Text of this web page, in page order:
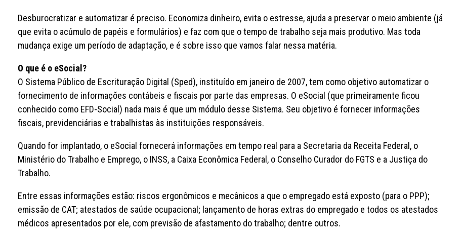
Desburocratizar e automatizar é preciso. Economiza dinheiro, evita o estresse, ajuda a preservar o meio ambiente (já
que evita o acúmulo de papéis e formulários) e faz com que o tempo de trabalho seja mais produtivo. Mas toda
mudança exige um período de adaptação, e é sobre isso que vamos falar nessa matéria.
O que é o eSocial?
O Sistema Público de Escrituração Digital (Sped), instituído em janeiro de 2007, tem como objetivo automatizar o
fornecimento de informações contábeis e fiscais por parte das empresas. O eSocial (que primeiramente ficou
conhecido como EFD-Social) nada mais é que um módulo desse Sistema. Seu objetivo é fornecer informações
fiscais, previdenciárias e trabalhistas às instituições responsáveis.
Quando for implantado, o eSocial fornecerá informações em tempo real para a Secretaria da Receita Federal, o
Ministério do Trabalho e Emprego, o INSS, a Caixa Econômica Federal, o Conselho Curador do FGTS e a Justiça do
Trabalho.
Entre essas informações estão: riscos ergonômicos e mecânicos a que o empregado está exposto (para o PPP);
emissão de CAT; atestados de saúde ocupacional; lançamento de horas extras do empregado e todos os atestados
médicos apresentados por ele, com previsão de afastamento do trabalho; dentre outros.